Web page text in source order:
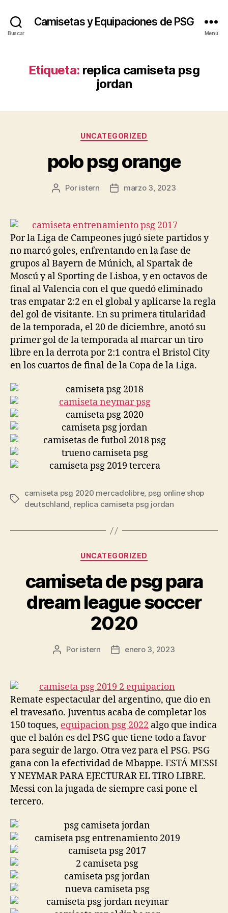
Buscar
Camisetas y Equipaciones de PSG
Menú
Etiqueta: replica camiseta psg
jordan
Categorías
UNCATEGORIZED
polo psg orange
Autor
entrada
Por istern
Fecha
entrada
marzo 3, 2023
Por la Liga de Campeones jugó siete partidos y
no marcó goles, enfrentando en la fase de
grupos al Bayern de Múnich, al Spartak de
Moscú y al Sporting de Lisboa, y en octavos de
final al Valencia con el que quedó eliminado
tras empatar 2:2 en el global y aplicarse la regla
del gol de visitante. En su primera titularidad
de la temporada, el 20 de diciembre, anotó su
primer gol de la temporada al marcar un tiro
libre en la derrota por 2:1 contra el Bristol City
en los cuartos de final de la Copa de la Liga.
Etiquetas
camiseta psg 2020 mercadolibre, psg online shop
deutschland, replica camiseta psg jordan
Categorías
UNCATEGORIZED
camiseta de psg para
dream league soccer
2020
Autor
entrada
Por istern
Fecha
entrada
enero 3, 2023
Remate espectacular del argentino, que dio en
el travesaño. Juventus acaba de completar los
150 toques, equipacion psg 2022 algo que indica
que el balón es del PSG que tiene todo a favor
para seguir de largo. Otra vez para el PSG. PSG
gana con la efectividad de Mbappe. ESTÁ MESSI
Y NEYMAR PARA EJECTURAR EL TIRO LIBRE.
Messi con la jugada de siempre casi pone el
tercero.